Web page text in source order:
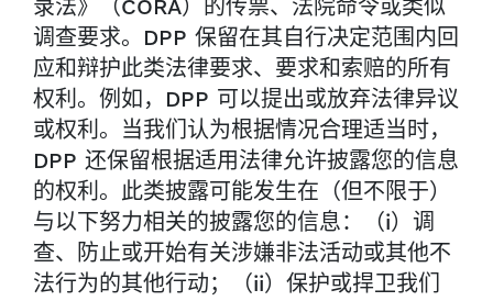
录法》（CORA）的传票、法院命令或类似
调查要求。DPP 保留在其自行决定范围内回
应和辩护此类法律要求、要求和索赔的所有
权利。例如，DPP 可以提出或放弃法律异议
或权利。当我们认为根据情况合理适当时，
DPP 还保留根据适用法律允许披露您的信息
的权利。此类披露可能发生在（但不限于）
与以下努力相关的披露您的信息：（i）调
查、防止或开始有关涉嫌非法活动或其他不
法行为的其他行动；（ii）保护或捍卫我们